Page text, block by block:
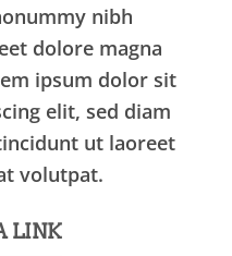
nibh
dolore magna
ipsum dolor sit
elit, sed diam
ut laoreet
volutpat.
LINK